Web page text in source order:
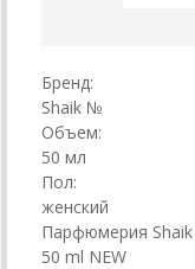
Бренд:
Shaik №
Объем:
50 мл
Пол:
женский
Парфюмерия Shaik
50 ml NEW